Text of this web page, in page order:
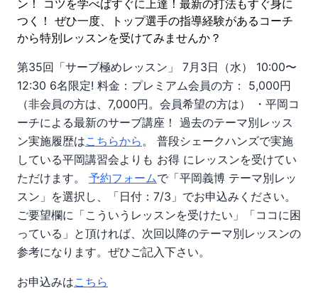
ン！
コツを学べばすぐに上達！最新の打法もすぐ身に
つく！ ぜひ一度、トップ選手の指導経験があるコーチ
から特別レッスンを受けてみませんか？
第35回「サーブ極めレッスン」
7月3日（水） 10:00〜
12:30 6名限定! 料金：プレミアム会員の方： 5,000円
（非会員の方は、7,000円。会員希望の方は）
・平岡コ
ーチによる最新のサーブ講座！ 過去のテーマ別レッス
ン実施履歴はこちらから 。
普段シェークハンズで実施
している平岡講習会よりも お得 にレッスンを受けてい
ただけます。
予約フォームで「平岡義博 テーマ別レッ
スン」を選択し、「日付：7/3」でお申込みください。
ご要望欄に「こういうレッスンを受けたい」「ココに困
っている」と頂ければ、次回以降のテーマ別レッスンの
参考になります。ぜひご記入下さい。
お申込みはこちら